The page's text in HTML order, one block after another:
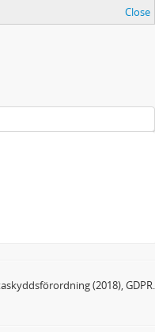
Close
(2018), GDPR.